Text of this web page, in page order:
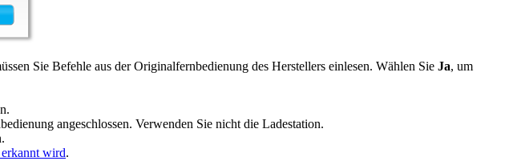
Sie Befehle aus der Originalfernbedienung des Herstellers einlesen. Wählen Sie Ja, um
angeschlossen. Verwenden Sie nicht die Ladestation.
wird.